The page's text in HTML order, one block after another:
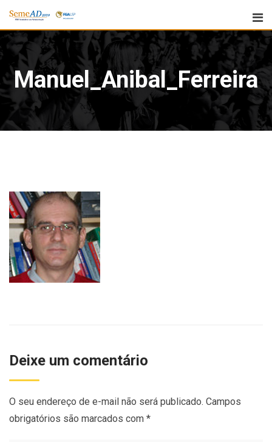
Manuel_Anibal_Ferreira
Deixe um comentário
O seu endereço de e-mail não será publicado. Campos
obrigatórios são marcados com *